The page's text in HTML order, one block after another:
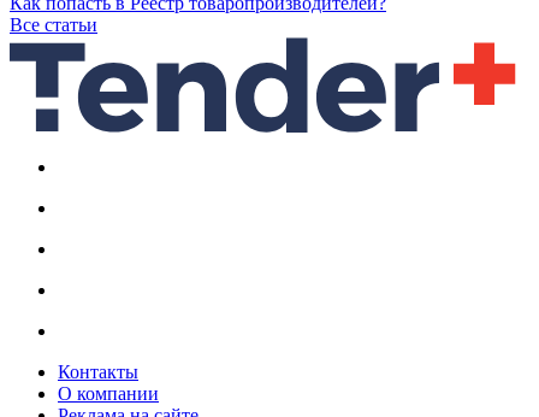
Все статьи
Контакты
О компании